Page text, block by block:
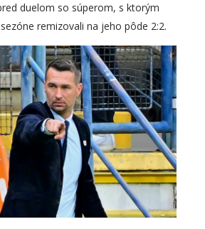
duelom so súperom, s ktorým
remizovali na jeho pôde 2:2.